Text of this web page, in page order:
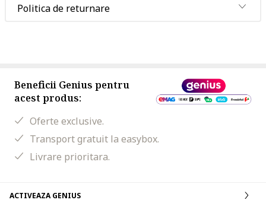
Politica de returnare
Beneficii Genius pentru
acest produs:
Oferte exclusive.
Transport gratuit la easybox.
Livrare prioritara.
ACTIVEAZA GENIUS